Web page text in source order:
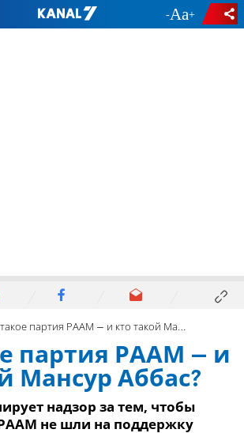
- +
партия РААМ – и кто такой Мансур Аббас?
партия РААМ – и
Мансур Аббас?
надзор за тем, чтобы
не шли на поддержку